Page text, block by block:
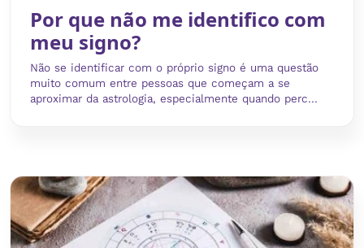
Por que não me identifico com
meu signo?
Não se identificar com o próprio signo é uma questão
muito comum entre pessoas que começam a se
aproximar da astrologia, especialmente quando perc...